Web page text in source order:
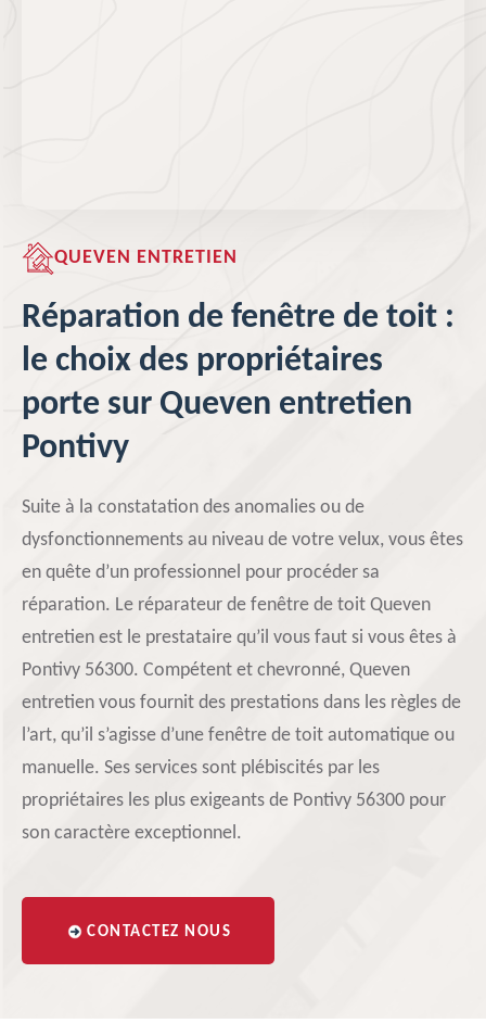
QUEVEN ENTRETIEN
Réparation de fenêtre de toit :
le choix des propriétaires
porte sur Queven entretien
Pontivy
Suite à la constatation des anomalies ou de
dysfonctionnements au niveau de votre velux, vous êtes
en quête d’un professionnel pour procéder sa
réparation. Le réparateur de fenêtre de toit Queven
entretien est le prestataire qu’il vous faut si vous êtes à
Pontivy 56300. Compétent et chevronné, Queven
entretien vous fournit des prestations dans les règles de
l’art, qu’il s’agisse d’une fenêtre de toit automatique ou
manuelle. Ses services sont plébiscités par les
propriétaires les plus exigeants de Pontivy 56300 pour
son caractère exceptionnel.
CONTACTEZ NOUS